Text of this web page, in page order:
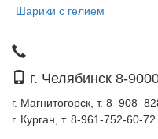
Шарики с гелием
г. Челябинск 8-
г. Магнитогорск, т.
г. Курган, т. 8-961-752-60-72